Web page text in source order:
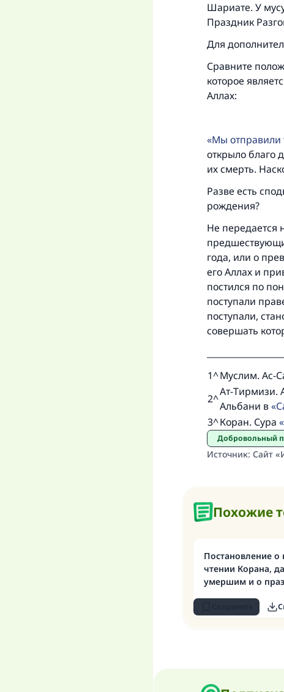
Шариате. У
Праздник
Для
Сравните
которое
Аллах:
Мы отправили
открыло благо
их смерть.
Разве есть
рождения?
Не передается
года, или о
его Аллах и
постился по
поступали
поступали,
совершать
^
1
Муслим. Ас-
^
2
Ат-Тирмизи.
Альбани в
^
3 Коран. Сура
Добровольный
Источник: Сайт
Похожие
Постановление о
чтении Корана,
умершим и о
мир ему и